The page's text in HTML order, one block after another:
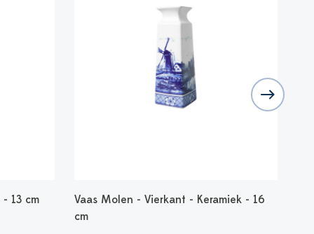
- 13 cm
Vaas Molen - Vierkant - Keramiek - 16
cm